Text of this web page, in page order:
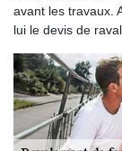
avant les travaux.
lui le devis de